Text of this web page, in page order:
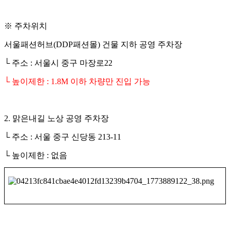
※ 주차위치
서울패션허브(DDP패션몰) 건물 지하 공영 주차장
└ 주소 : 서울시 중구 마장로22
└ 높이제한 : 1.8M 이하 차량만 진입 가능
2. 맑은내길 노상 공영 주차장
└ 주소 : 서울 중구 신당동 213-11
└ 높이제한 : 없음